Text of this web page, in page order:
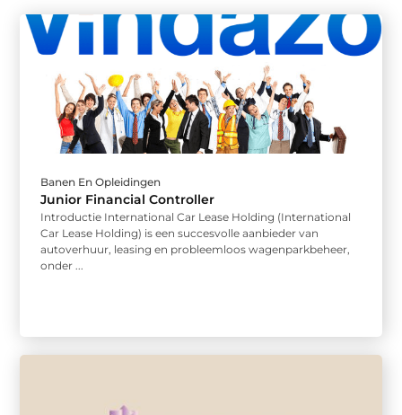
Banen En Opleidingen
Junior Financial Controller
Introductie International Car Lease Holding (International
Car Lease Holding) is een succesvolle aanbieder van
autoverhuur, leasing en probleemloos wagenparkbeheer,
onder ...